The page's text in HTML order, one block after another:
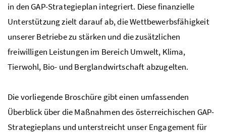
in den GAP-Strategieplan integriert. Diese finanzielle
Unterstützung zielt darauf ab, die Wettbewerbsfähigkeit
unserer Betriebe zu stärken und die zusätzlichen
freiwilligen Leistungen im Bereich Umwelt, Klima,
Tierwohl, Bio- und Berglandwirtschaft abzugelten.
Die vorliegende Broschüre gibt einen umfassenden
Überblick über die Maßnahmen des österreichischen GAP-
Strategieplans und unterstreicht unser Engagement für